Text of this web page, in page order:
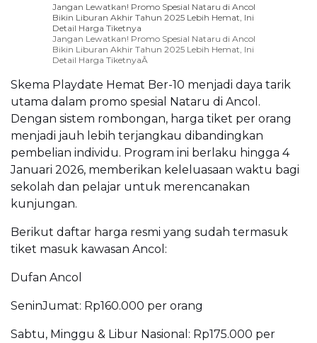
Jangan Lewatkan! Promo Spesial Nataru di Ancol
Bikin Liburan Akhir Tahun 2025 Lebih Hemat, Ini
Detail Harga Tiketnya
Jangan Lewatkan! Promo Spesial Nataru di Ancol
Bikin Liburan Akhir Tahun 2025 Lebih Hemat, Ini
Detail Harga TiketnyaÂ
Skema Playdate Hemat Ber-10 menjadi daya tarik
utama dalam promo spesial Nataru di Ancol.
Dengan sistem rombongan, harga tiket per orang
menjadi jauh lebih terjangkau dibandingkan
pembelian individu. Program ini berlaku hingga 4
Januari 2026, memberikan keleluasaan waktu bagi
sekolah dan pelajar untuk merencanakan
kunjungan.
Berikut daftar harga resmi yang sudah termasuk
tiket masuk kawasan Ancol:
Dufan Ancol
SeninJumat: Rp160.000 per orang
Sabtu, Minggu & Libur Nasional: Rp175.000 per